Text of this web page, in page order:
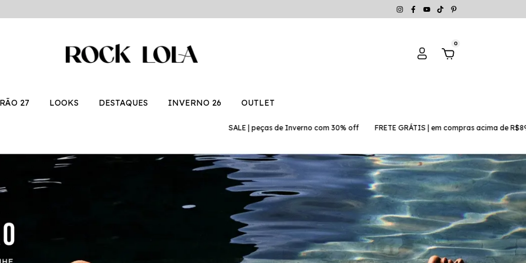
0
27 LOOKS DESTAQUES INVERNO 26 OUTLET
SALE | peças de Inverno com 30% off FRETE GRÁTIS | em compras acima de R$899,00 SELEÇÃO